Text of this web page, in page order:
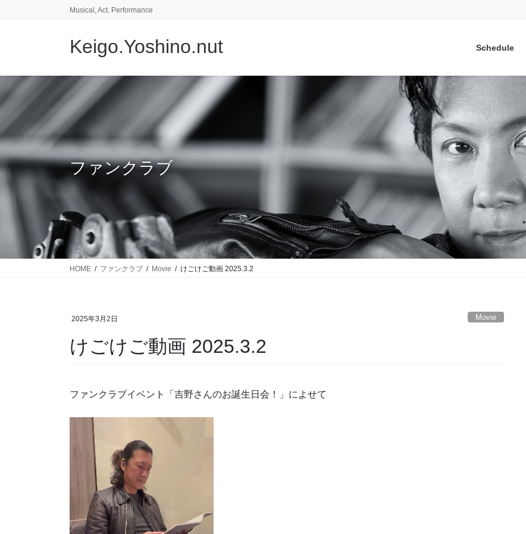
に
移
動
ョ
ン
に
動
Musical, Act, Performance
Keigo.Yoshino.nut Schedule
ファンクラブ
HOME ファンクラブ Movie けごけご動画 2025.3.2
2025年3月2日 Movie
けごけご動画 2025.3.2
ファンクラブイベント「吉野さんのお誕生日会！」によせて